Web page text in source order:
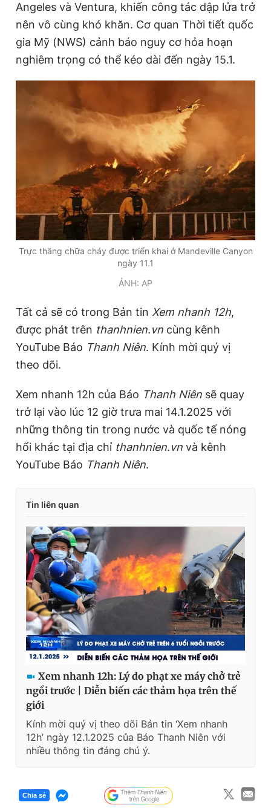
Angeles và Ventura, khiến công tác dập lửa trở
nên vô cùng khó khăn. Cơ quan Thời tiết quốc
gia Mỹ (NWS) cảnh báo nguy cơ hỏa hoạn
nghiêm trọng có thể kéo dài đến ngày 15.1.
Trực thăng chữa cháy được triển khai ở Mandeville Canyon
ngày 11.1
ẢNH: AP
Tất cả sẽ có trong Bản tin Xem nhanh 12h,
được phát trên thanhnien.vn cùng kênh
YouTube Báo Thanh Niên. Kính mời quý vị
theo dõi.
Xem nhanh 12h của Báo Thanh Niên sẽ quay
trở lại vào lúc 12 giờ trưa mai 14.1.2025 với
những thông tin trong nước và quốc tế nóng
hổi khác tại địa chỉ thanhnien.vn và kênh
YouTube Báo Thanh Niên.
Tin liên quan
Xem nhanh 12h: Lý do phạt xe máy chở trẻ
ngồi trước | Diễn biến các thảm họa trên thế
giới
Kính mời quý vị theo dõi Bản tin ‘Xem nhanh
12h’ ngày 12.1.2025 của Báo Thanh Niên với
nhiều thông tin đáng chú ý.
Chia sẻ